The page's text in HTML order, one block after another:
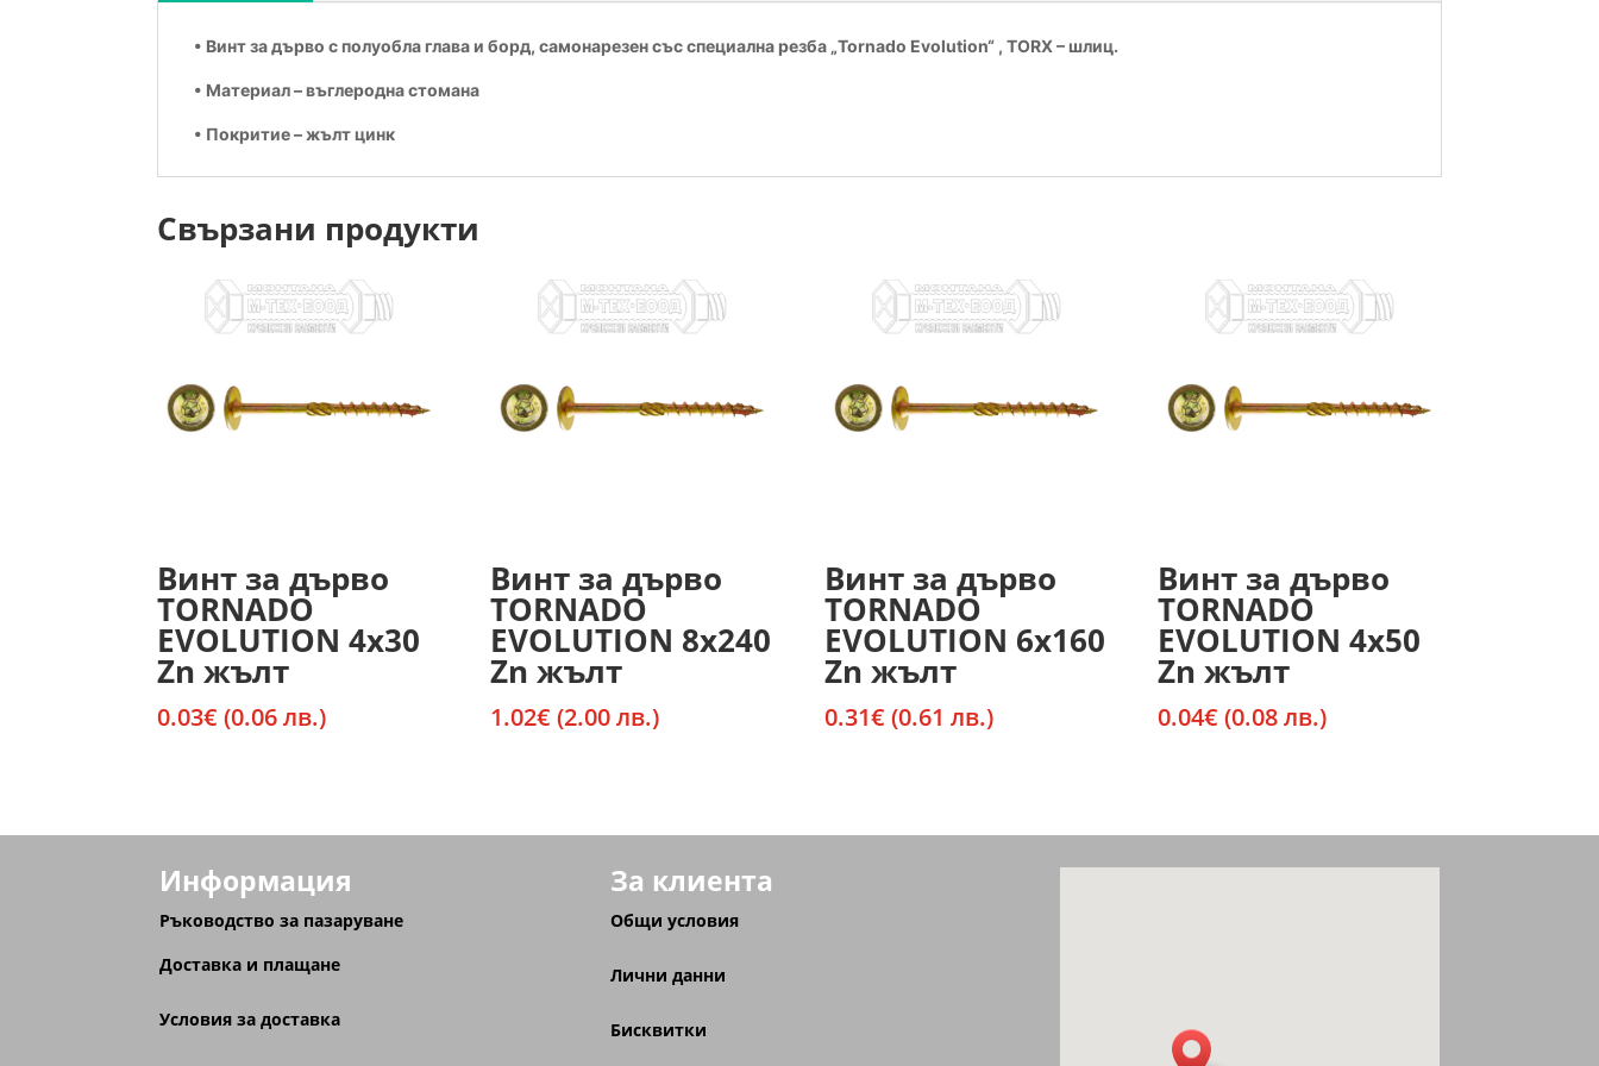
• Винт за дърво с полуоблаглава и борд, самонарезен със специална резба „Tornado Evolution“ , TORX – шлиц.
• Материал – въглеродна стомана
• Покритие – жълт цинк
Свързани продукти
Винт за дърво
TORNADO
EVOLUTION 4х30
Zn жълт
0.03€ (0.06 лв.)
Винт за дърво
TORNADO
EVOLUTION 8х240
Zn жълт
1.02€ (2.00 лв.)
Винт за дърво
TORNADO
EVOLUTION 6х160
Zn жълт
0.31€ (0.61 лв.)
Винт за дърво
TORNADO
EVOLUTION 4х50
Zn жълт
0.04€ (0.08 лв.)
Информация
Ръководство за пазаруване
Доставка и плащане
Условия за доставка
За клиента
Общи условия
Лични данни
Бисквитки